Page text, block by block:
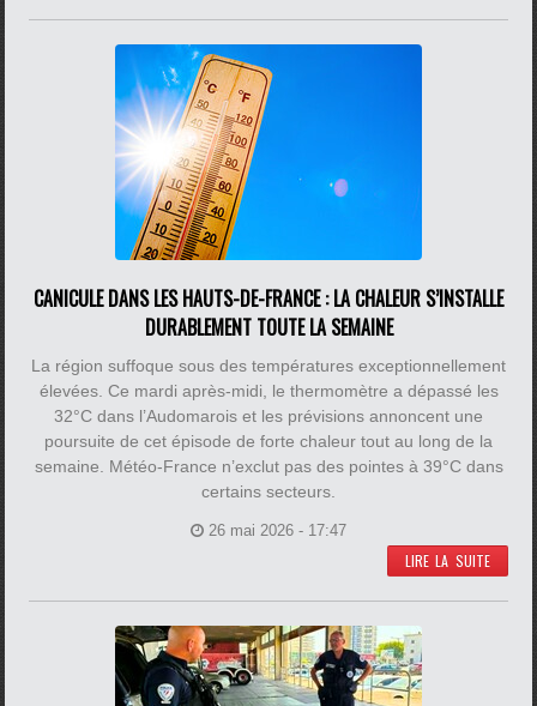
CANICULE DANS LES HAUTS-DE-FRANCE : LA CHALEUR S’INSTALLE
DURABLEMENT TOUTE LA SEMAINE
La région suffoque sous des températures exceptionnellement
élevées. Ce mardi après-midi, le thermomètre a dépassé les
32°C dans l’Audomarois et les prévisions annoncent une
poursuite de cet épisode de forte chaleur tout au long de la
semaine. Météo-France n’exclut pas des pointes à 39°C dans
certains secteurs.
26 mai 2026 - 17:47
LIRE LA SUITE